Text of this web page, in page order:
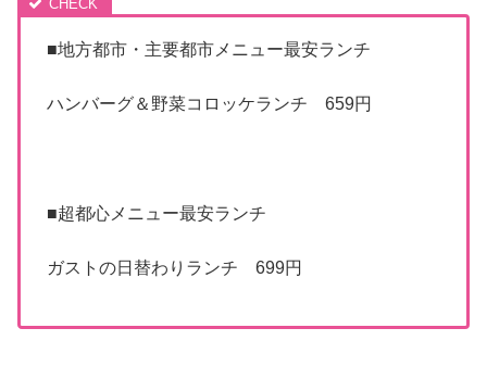
■地方都市・主要都市メニュー最安ランチ
ハンバーグ＆野菜コロッケランチ 659円
■超都心メニュー最安ランチ
ガストの日替わりランチ 699円